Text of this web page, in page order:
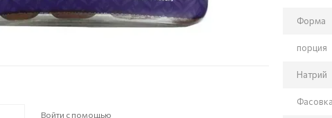
Войти с помощью
Форма
порция
Натрий
Фасовка